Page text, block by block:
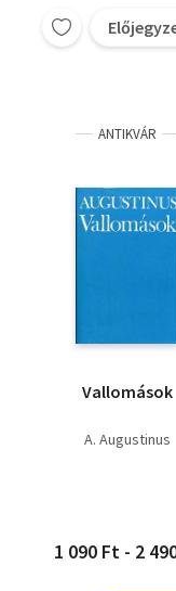
ANTIKVÁR
Vallomások
A. Augustinus
1 090 Ft - 2